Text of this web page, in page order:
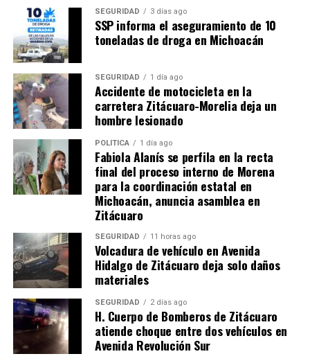
Relacionado
Camioneta se incendia en
Avenida Revolución en
Zitácuaro
12 enero, 2024
En "Michoacán"
Joven motociclista es
Avenida Revolución Sur
30 junio, 2024
En "Seguridad"
Liberan escombro de
cunetas en Avenida
SJNA
30 agosto, 2017
En "Zitácuaro"
SEGURIDAD 3 días ago
SSP informa el aseguramiento de 10
toneladas de droga en Michoacán
SEGURIDAD 1 día ago
Accidente de motocicleta en la
carretera Zitácuaro-Morelia deja un
hombre lesionado
POLÍTICA 1 día ago
Fabiola Alanís se perfila en la recta
final del proceso interno de Morena
para la coordinación estatal en
Michoacán, anuncia asamblea en
Zitácuaro
SEGURIDAD 11 horas ago
Volcadura de vehículo en Avenida
Hidalgo de Zitácuaro deja solo daños
materiales
SEGURIDAD 2 días ago
H. Cuerpo de Bomberos de Zitácuaro
atiende choque entre dos vehículos en
Avenida Revolución Sur